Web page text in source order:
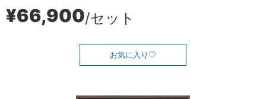
¥66,900/セット
お気に入り